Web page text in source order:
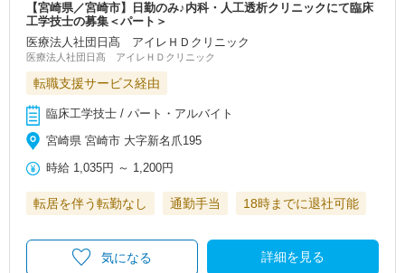
【宮崎県／宮崎市】日勤のみ♪内科・人工透析クリニックにて臨床
工学技士の募集＜パート＞
医療法人社団日髙 アイレＨＤクリニック
医療法人社団日髙 アイレＨＤクリニック
転職支援サービス経由
臨床工学技士 / パート・アルバイト
宮崎県 宮崎市 大字新名爪195
時給 1,035円 ～ 1,200円
転居を伴う転勤なし 通勤手当 18時までに退社可能
詳細を見る
気になる